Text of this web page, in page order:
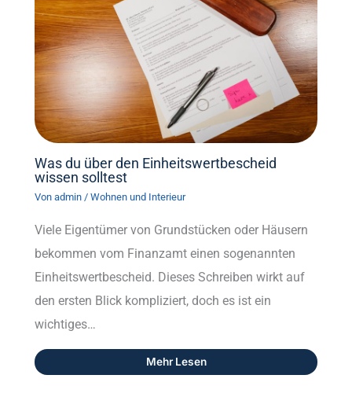
Was du über den Einheitswertbescheid
wissen solltest
Von admin / Wohnen und Interieur
Viele Eigentümer von Grundstücken oder Häusern
bekommen vom Finanzamt einen sogenannten
Einheitswertbescheid. Dieses Schreiben wirkt auf
den ersten Blick kompliziert, doch es ist ein
wichtiges…
Mehr Lesen